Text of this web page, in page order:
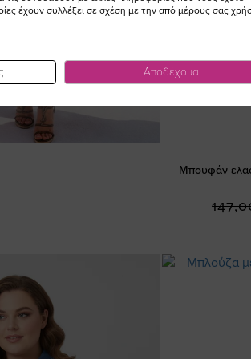
Μπουφάν
έχουν συλλέξει σε σχέση με την από μέρους σας
Αποδέχομαι